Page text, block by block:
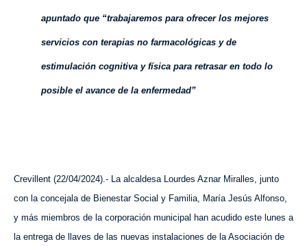
apuntado que “trabajaremos para ofrecer los mejores
servicios con terapias no farmacológicas y de
estimulación cognitiva y física para retrasar en todo lo
posible el avance de la enfermedad”
Crevillent (22/04/2024).- La alcaldesa Lourdes Aznar Miralles, junto
con la concejala de Bienestar Social y Familia, María Jesús Alfonso,
y más miembros de la corporación municipal han acudido este lunes a
la entrega de llaves de las nuevas instalaciones de la Asociación de